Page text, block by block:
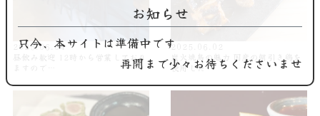
2025.06.04
昼飲み歓迎 12時から営業しており
2025.06.02
炭火焼鳥の魅力 国産の朝引き鶏を
使用した…
お知らせ
只今、本サイトは準備中です
再開まで少々お待ちくださいませ